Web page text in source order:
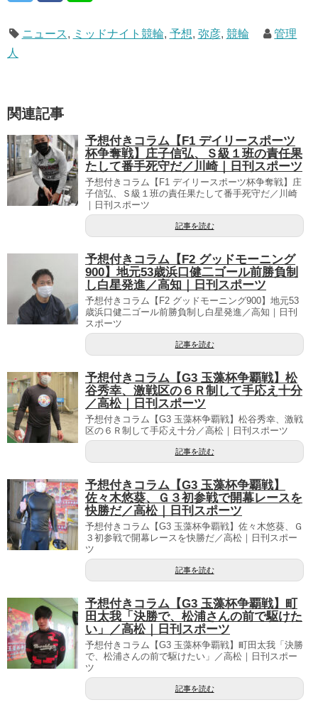
ニュース, ミッドナイト競輪, 予想, 弥彦, 競輪
管理
人
関連記事
予想付きコラム【F1 デイリースポーツ
杯争奪戦】庄子信弘、Ｓ級１班の責任果
たして番手死守だ／川崎｜日刊スポーツ
予想付きコラム【F1 デイリースポーツ杯争奪戦】庄
子信弘、Ｓ級１班の責任果たして番手死守だ／川崎
｜日刊スポーツ
記事を読む
予想付きコラム【F2 グッドモーニング
900】地元53歳浜口健二ゴール前勝負制
し白星発進／高知｜日刊スポーツ
予想付きコラム【F2 グッドモーニング900】地元53
歳浜口健二ゴール前勝負制し白星発進／高知｜日刊
スポーツ
記事を読む
予想付きコラム【G3 玉藻杯争覇戦】松
谷秀幸、激戦区の６Ｒ制して手応え十分
／高松｜日刊スポーツ
予想付きコラム【G3 玉藻杯争覇戦】松谷秀幸、激戦
区の６Ｒ制して手応え十分／高松｜日刊スポーツ
記事を読む
予想付きコラム【G3 玉藻杯争覇戦】
佐々木悠葵、Ｇ３初参戦で開幕レースを
快勝だ／高松｜日刊スポーツ
予想付きコラム【G3 玉藻杯争覇戦】佐々木悠葵、Ｇ
３初参戦で開幕レースを快勝だ／高松｜日刊スポー
ツ
記事を読む
予想付きコラム【G3 玉藻杯争覇戦】町
田太我「決勝で、松浦さんの前で駆けた
い」／高松｜日刊スポーツ
予想付きコラム【G3 玉藻杯争覇戦】町田太我「決勝
で、松浦さんの前で駆けたい」／高松｜日刊スポー
ツ
記事を読む